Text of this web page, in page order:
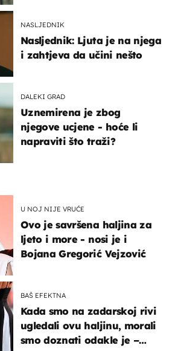
NASLJEDNIK
Nasljednik: Ljuta je na njega
i zahtjeva da učini nešto
DALEKI GRAD
Uznemirena je zbog
njegove ucjene - hoće li
napraviti što traži?
U NOJ NIJE VRUĆE
Ovo je savršena haljina za
ljeto i more - nosi je i
Bojana Gregorić Vejzović
BAŠ EFEKTNA
Kada smo na zadarskoj rivi
ugledali ovu haljinu, morali
smo doznati odakle je –